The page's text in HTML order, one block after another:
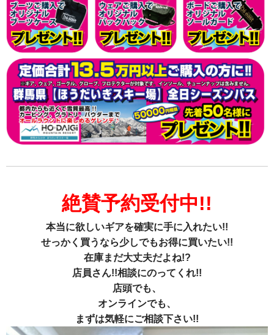
絶賛予約受付中!!
本当に欲しいギアを確実に手に入れたい!!
せっかく買うなら少しでもお得に買いたい!!
在庫まだ大丈夫だよね!?
店員さん!!相談にのってくれ!!
店頭でも、
オンラインでも、
まずは気軽にご相談下さい!!